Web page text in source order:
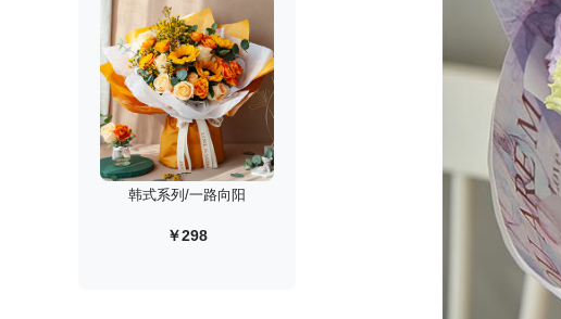
韩式系列/一路向阳
￥298